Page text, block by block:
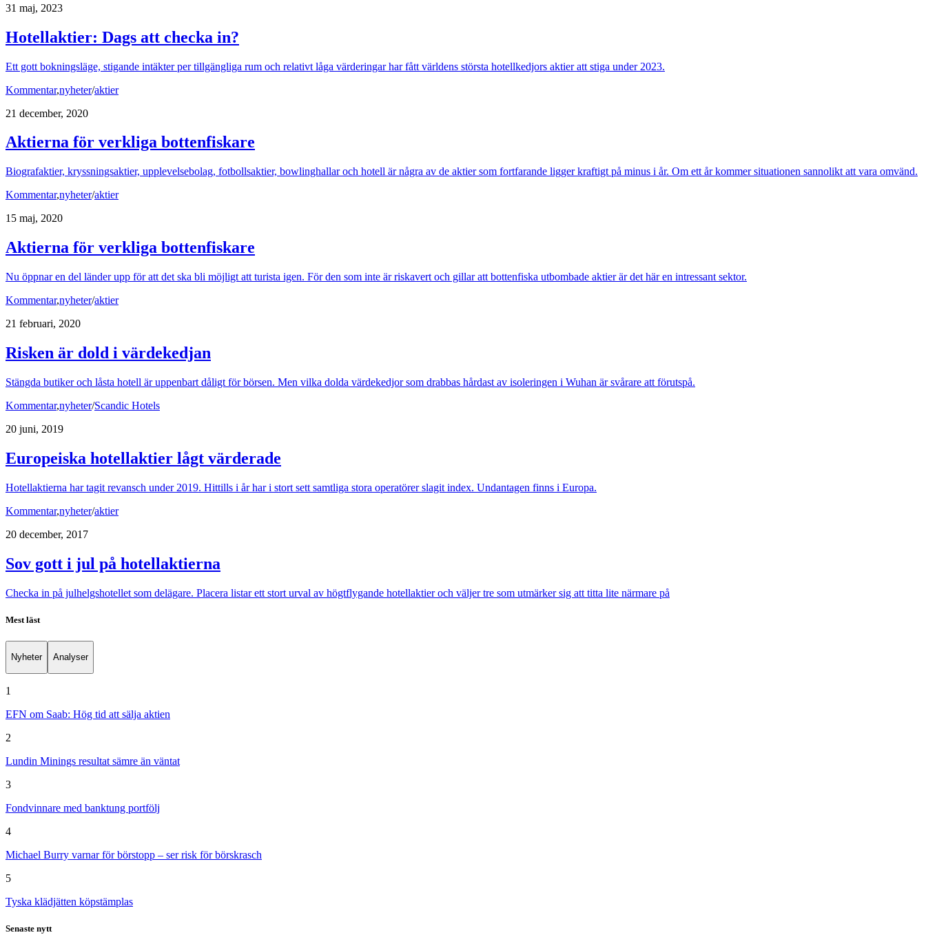
31 maj, 2023
Hotellaktier: Dags att checka in?
Ett gott bokningsläge, stigande intäkter per tillgängliga rum och relativt låga värderingar har fått världens största hotellkedjors aktier att stiga under 2023.
Kommentar,nyheter/aktier
21 december, 2020
Aktierna för verkliga bottenfiskare
Biografaktier, kryssningsaktier, upplevelsebolag, fotbollsaktier, bowlinghallar och hotell är några av de aktier som fortfarande ligger kraftigt på minus i år. Om ett år kommer situationen sannolikt att vara omvänd.
Kommentar,nyheter/aktier
15 maj, 2020
Aktierna för verkliga bottenfiskare
Nu öppnar en del länder upp för att det ska bli möjligt att turista igen. För den som inte är riskavert och gillar att bottenfiska utbombade aktier är det här en intressant sektor.
Kommentar,nyheter/aktier
21 februari, 2020
Risken är dold i värdekedjan
Stängda butiker och låsta hotell är uppenbart dåligt för börsen. Men vilka dolda värdekedjor som drabbas hårdast av isoleringen i Wuhan är svårare att förutspå.
Kommentar,nyheter/Scandic Hotels
20 juni, 2019
Europeiska hotellaktier lågt värderade
Hotellaktierna har tagit revansch under 2019. Hittills i år har i stort sett samtliga stora operatörer slagit index. Undantagen finns i Europa.
Kommentar,nyheter/aktier
20 december, 2017
Sov gott i jul på hotellaktierna
Checka in på julhelgshotellet som delägare. Placera listar ett stort urval av högtflygande hotellaktier och väljer tre som utmärker sig att titta lite närmare på
Mest läst
Nyheter Analyser
1
EFN om Saab: Hög tid att sälja aktien
2
Lundin Minings resultat sämre än väntat
3
Fondvinnare med banktung portfölj
4
Michael Burry varnar för börstopp – ser risk för börskrasch
5
Tyska klädjätten köpstämplas
Senaste nytt